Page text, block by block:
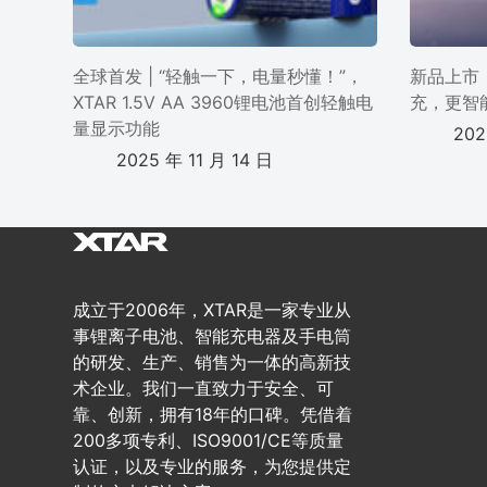
全球首发 | “轻触一下，电量秒懂！”，
XTAR 1.5V AA 3960锂电池首创轻触电
量显示功能
2025 年 11 月 14 日
新品上市
充，更智
成立于2006年，XTAR是一家专业从
事锂离子电池、智能充电器及手电筒
的研发、生产、销售为一体的高新技
术企业。我们一直致力于安全、可
靠、创新，拥有18年的口碑。凭借着
200多项专利、ISO9001/CE等质量
认证，以及专业的服务，为您提供定